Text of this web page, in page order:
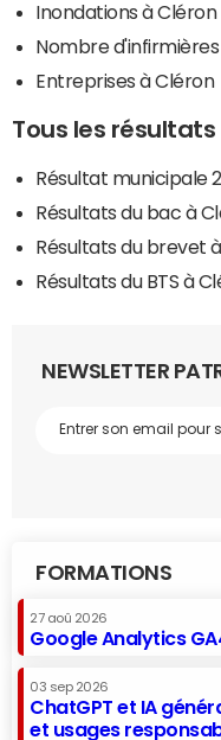
Inondations à Cléron
Nombre
Entreprises à Cléron
Tous les
Résultat municipale
Résultats du bac à
Résultats du brevet
Résultats du BTS à
NEWSLETTER
FORMATIONS
27 aoû 2026
Google Analytics
03 sep 2026
ChatGPT et IA
et usages